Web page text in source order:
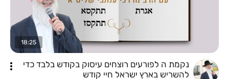
18:25
נקמת ה לפורעים רוצחים עיסוק בקודש בלבד כדי
להשריש בארץ ישראל חיי קודש